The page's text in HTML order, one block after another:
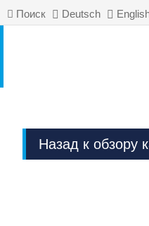
Поиск Deutsch
Назад к обзору